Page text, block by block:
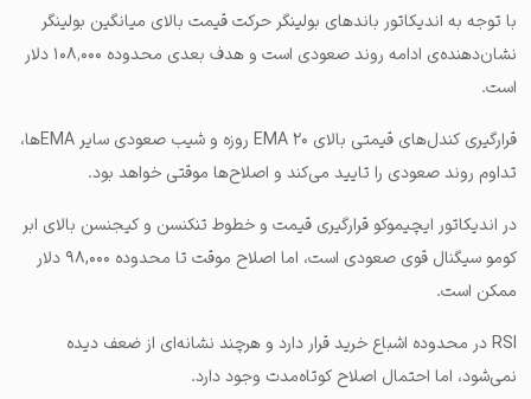
با توجه به اندیکاتور باندهای بولینگر حرکت قیمت بالای میانگین بولینگر
نشان‌دهنده‌ی ادامه روند صعودی است و هدف بعدی محدوده ۱۰۸٬۰۰۰ دلار
است.
قرارگیری کندل‌های قیمتی بالای EMA ۲۰ روزه و شیب صعودی سایر EMAها،
تداوم روند صعودی را تایید می‌کند و اصلاح‌ها موقتی خواهد بود.
در اندیکاتور ایچیموکو قرارگیری قیمت و خطوط تنکنسن و کیجنسن بالای ابر
کومو سیگنال قوی صعودی است، اما اصلاح موقت تا محدوده ۹۸,۰۰۰ دلار
ممکن است.
RSI در محدوده اشباع خرید قرار دارد و هرچند نشانه‌ای از ضعف دیده
نمی‌شود، اما احتمال اصلاح کوتاه‌مدت وجود دارد.